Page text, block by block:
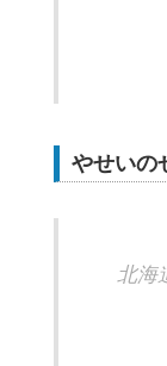
やせいの
北海